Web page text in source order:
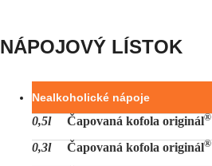
NÁPOJOVÝ LÍSTOK
Nealkoholické nápoje
0,5l Čapovaná kofola originál®
0,3l
Čapovaná kofola originál®